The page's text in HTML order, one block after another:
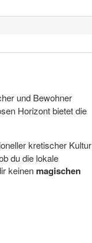
und Bewohner
Horizont bietet die
kretischer Kultur
du die lokale
keinen magischen